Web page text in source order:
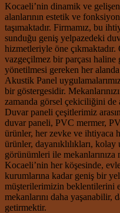
Kocaeli’nin dinamik ve gelişen
alanlarının estetik ve
taşımaktadır. Firmamız, bu
sunduğu geniş yelpazedeki
hizmetleriyle öne
vazgeçilmez bir parçası
yönetilmesi gereken her
Akustik Panel
bir göstergesidir.
zamanda görsel çekiciliğini de
Duvar paneli çeşitlerimiz
duvar paneli, PVC mermer,
ürünler, her zevke ve ihtiyaca
ürünler, dayanıklılıkları,
görünümleri ile
Kocaeli’nin her köşesinde,
kurumlarına kadar geniş bir
müşterilerimizin beklentilerini
mekanlarını daha yaşanabilir,
getirmektir.